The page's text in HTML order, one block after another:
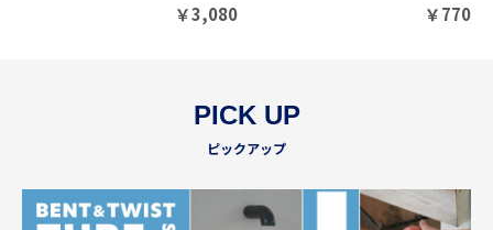
￥3,080 ￥770
PICK UP
ピックアップ